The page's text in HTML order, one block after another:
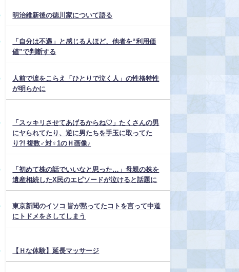
明治維新後の徳川家について語る
「自分は不遇」と感じる人ほど、他者を“利用価
値”で判断する
人前で涙をこらえ「ひとりで泣く人」の性格特性
が明らかに
「スッキリさせてあげるからね♡」たくさんの男
にヤられてたり、逆に男たちを手玉に取ってた
り?! 複数♂対♀1のＨ画像♪
「初めて株の話でいいなと思った…」母親の株を
遺産相続したX民のエピソードが泣けると話題に
東京新聞のイソコ 皆が黙ってたコトを言って中道
にトドメをさしてしまう
【Ｈな体験】延長マッサージ